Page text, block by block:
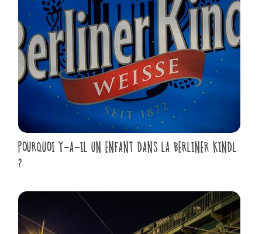
POURQUOI Y-A-IL UN ENFANT DANS LA BERLINER KINDL
?